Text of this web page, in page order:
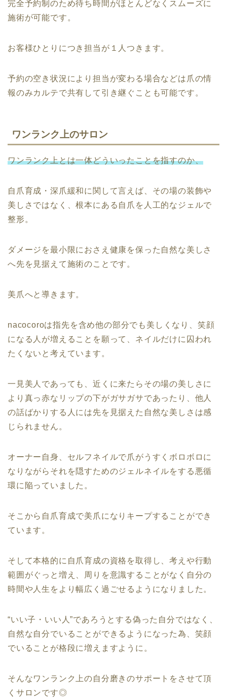
完全予約制のため待ち時間がほとんどなくスムーズに
施術が可能です。
お客様ひとりにつき担当が１人つきます。
予約の空き状況により担当が変わる場合などは爪の情
報のみカルテで共有して引き継ぐことも可能です。
ワンランク上のサロン
ワンランク上とは一体どういったことを指すのか、
自爪育成・深爪緩和に関して言えば、その場の装飾や
美しさではなく、根本にある自爪を人工的なジェルで
整形。
ダメージを最小限におさえ健康を保った自然な美しさ
へ先を見据えて施術のことです。
美爪へと導きます。
nacocoroは指先を含め他の部分でも美しくなり、笑顔
になる人が増えることを願って、ネイルだけに囚われ
たくないと考えています。
一見美人であっても、近くに来たらその場の美しさに
より真っ赤なリップの下がガサガサであったり、他人
の話ばかりする人には先を見据えた自然な美しさは感
じられません。
オーナー自身、セルフネイルで爪がうすくボロボロに
なりながらそれを隠すためのジェルネイルをする悪循
環に陥っていました。
そこから自爪育成で美爪になりキープすることができ
ています。
そして本格的に自爪育成の資格を取得し、考えや行動
範囲がぐっと増え、周りを意識することがなく自分の
時間や人生をより幅広く過ごせるようになりました。
“いい子・いい人”であろうとする偽った自分ではなく、
自然な自分でいることができるようになった為、笑顔
でいることが格段に増えますように。
そんなワンランク上の自分磨きのサポートをさせて頂
くサロンです◎